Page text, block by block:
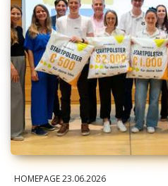
HOMEPAGE23.06.2026